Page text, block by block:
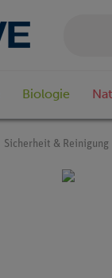
Biologie
Sicherheit & Reinigung